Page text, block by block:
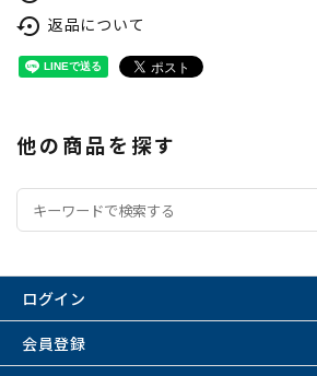
settings_backup_restore 返品について
他の商品を探す
ログイン
会員登録